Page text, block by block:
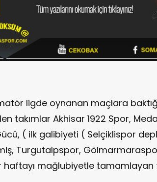
ligde oynanan maçlara
takımlar Akhisar 1922 Spor,
( ilk galibiyeti ( Selçiklispor
Turgutalpspor,
mağlubiyetle tamamlayan